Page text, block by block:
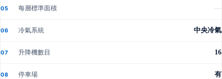
05 每層標準面積 —
06 冷氣系統 中央冷氣
07 升降機數目 16
08 停車場 有